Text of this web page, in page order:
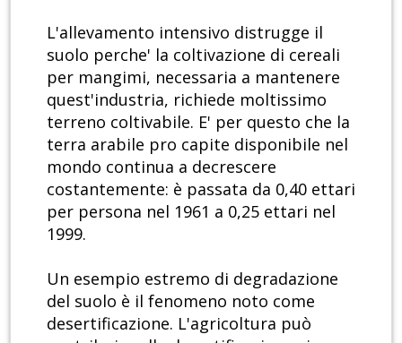
L'allevamento intensivo distrugge il
suolo perche' la coltivazione di cereali
per mangimi, necessaria a mantenere
quest'industria, richiede moltissimo
terreno coltivabile. E' per questo che la
terra arabile pro capite disponibile nel
mondo continua a decrescere
costantemente: è passata da 0,40 ettari
per persona nel 1961 a 0,25 ettari nel
1999.
Un esempio estremo di degradazione
del suolo è il fenomeno noto come
desertificazione. L'agricoltura può